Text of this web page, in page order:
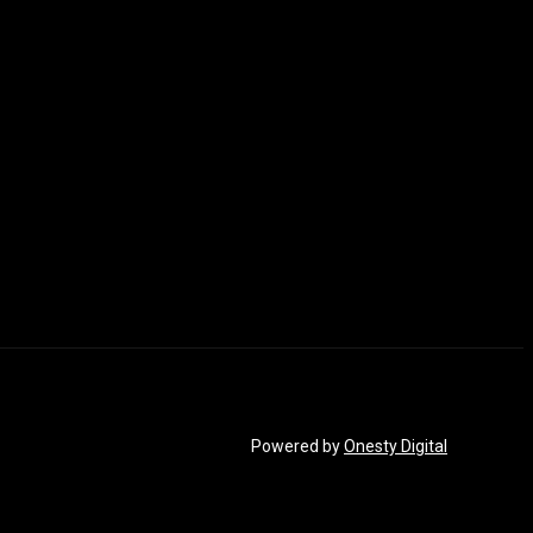
Powered byOnesty Digital